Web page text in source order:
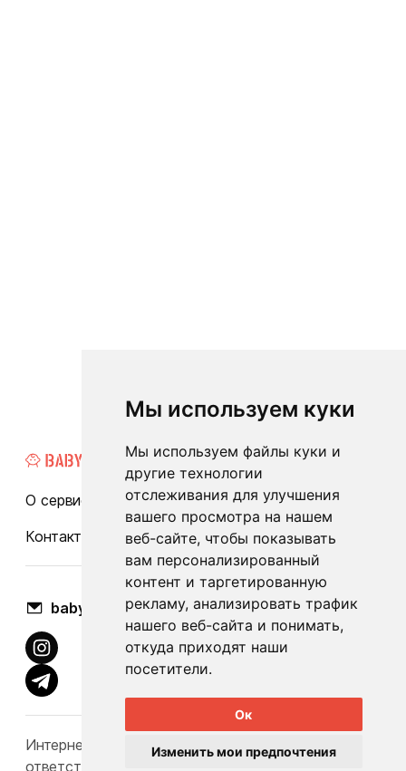
Мы используем куки
Мы используем файлы куки и
другие технологии
отслеживания для улучшения
вашего просмотра на нашем
веб-сайте, чтобы показывать
вам персонализированный
контент и таргетированную
рекламу, анализировать трафик
нашего веб-сайта и понимать,
откуда приходят наши
посетители.
Ок
Изменить мои предпочтения
О сервисе Каталог Бренды Блог
FAQ
Контакты
Оплата и доставка
babylook.gm@gmail.com
Интернет-каталог Babylook.by не несет
ответственность за конечную стоимость и